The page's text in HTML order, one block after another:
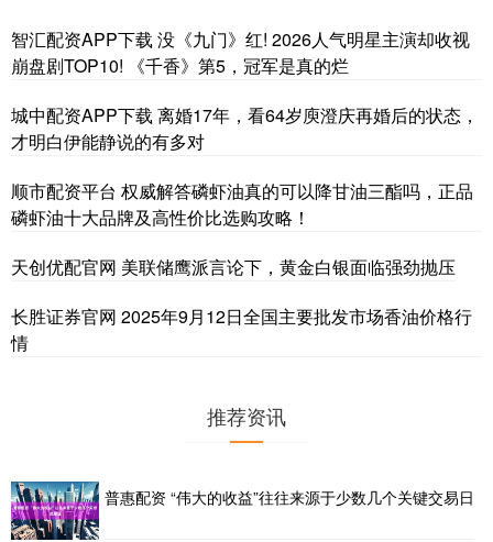
智汇配资APP下载 没《九门》红! 2026人气明星主演却收视
崩盘剧TOP10! 《千香》第5，冠军是真的烂
城中配资APP下载 离婚17年，看64岁庾澄庆再婚后的状态，
才明白伊能静说的有多对
顺市配资平台 权威解答磷虾油真的可以降甘油三酯吗，正品
磷虾油十大品牌及高性价比选购攻略！
天创优配官网 美联储鹰派言论下，黄金白银面临强劲抛压
长胜证券官网 2025年9月12日全国主要批发市场香油价格行
情
推荐资讯
普惠配资 “伟大的收益”往往来源于少数几个关键交易日